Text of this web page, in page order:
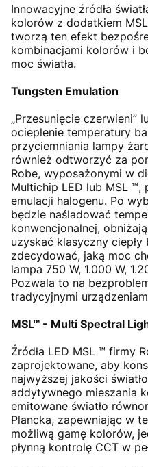
Innowacyjne źródła
kolorów z dodatkiem
tworzą ten efekt
kombinacjami kolorów i
moc światła.
Tungsten Emulation
„Przesunięcie czerwieni”
ocieplenie temperatury
przyciemniania lampy
również odtworzyć za
Robe, wyposażonymi w
Multichip LED lub MSL
emulacji halogenu. Po
będzie naśladować
konwencjonalnej,
uzyskać klasyczny
zdecydować, jaką moc
lampa 750 W, 1.000 W,
Pozwala to na
tradycyjnymi
MSL™ - Multi Spectral
Źródła LED MSL ™ firmy
zaprojektowane, aby
najwyższej jakości
addytywnego mieszania
emitowane światło
Plancka, zapewniając w
możliwą gamę kolorów,
płynną kontrolę CCT w